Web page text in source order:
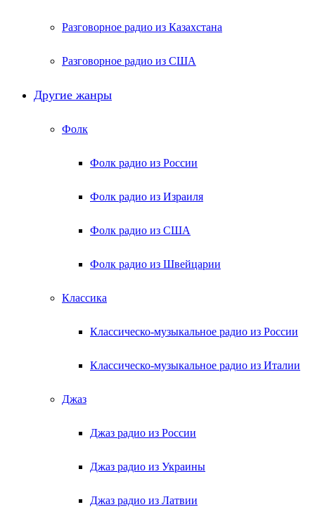
Разговорное радио из Казахстана
Разговорное радио из США
Другие жанры
Фолк
Фолк радио из России
Фолк радио из Израиля
Фолк радио из США
Фолк радио из Швейцарии
Классика
Классическо-музыкальное радио из России
Классическо-музыкальное радио из Италии
Джаз
Джаз радио из России
Джаз радио из Украины
Джаз радио из Латвии